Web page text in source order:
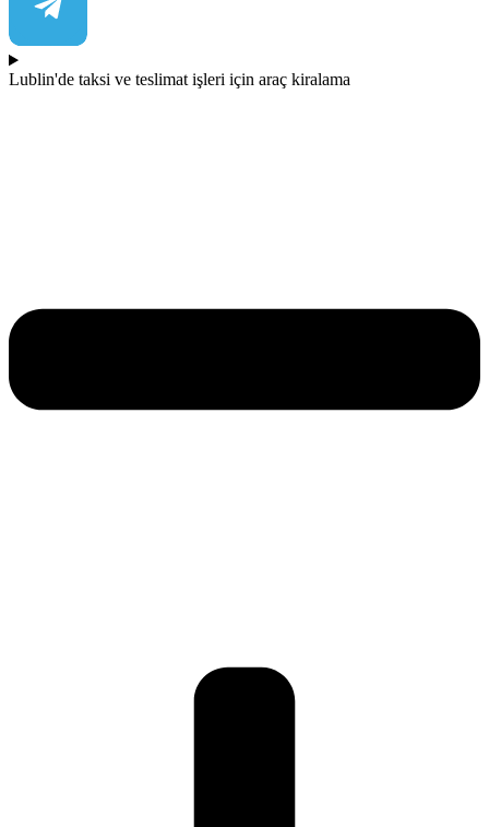
Lublin'de taksi ve teslimat işleri için araç kiralama